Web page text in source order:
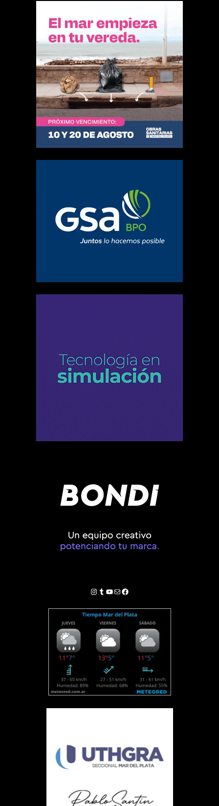
Instagram
Tumblr
YouTube
Correo electrónico
Facebook